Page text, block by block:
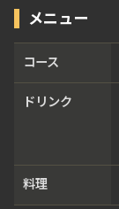
メニュー
コース
ドリンク
料理